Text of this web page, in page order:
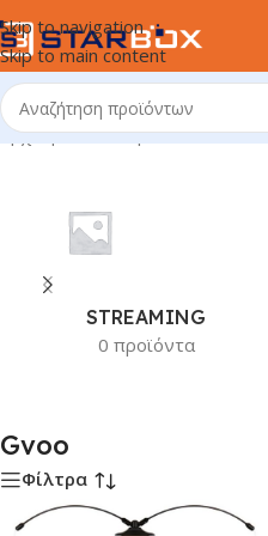
Skip to navigation
Skip to main content
Αρχική σελίδα/Προϊόν
STREAMING
0 προϊόντα
Gvoo
Φίλτρα